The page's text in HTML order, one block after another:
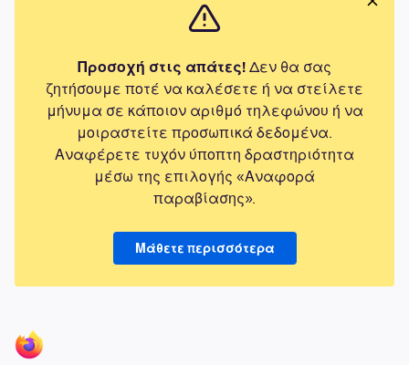
Προσοχή στις απάτες! Δεν θα σας
ζητήσουμε ποτέ να καλέσετε ή να στείλετε
μήνυμα σε κάποιον αριθμό τηλεφώνου ή να
μοιραστείτε προσωπικά δεδομένα.
Αναφέρετε τυχόν ύποπτη δραστηριότητα
μέσω της επιλογής «Αναφορά
παραβίασης».
Μάθετε περισσότερα